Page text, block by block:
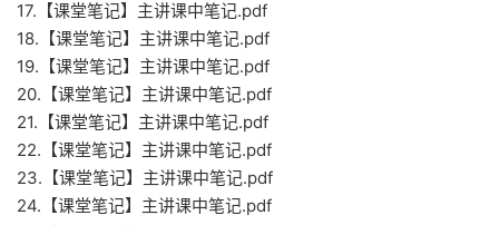
17.【课堂笔记】主讲课中笔记.pdf
18.【课堂笔记】主讲课中笔记.pdf
19.【课堂笔记】主讲课中笔记.pdf
20.【课堂笔记】主讲课中笔记.pdf
21.【课堂笔记】主讲课中笔记.pdf
22.【课堂笔记】主讲课中笔记.pdf
23.【课堂笔记】主讲课中笔记.pdf
24.【课堂笔记】主讲课中笔记.pdf